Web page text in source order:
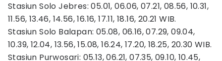
Stasiun Solo Jebres: 05.01, 06.06, 07.21, 08.56, 10.31,
11.56, 13.46, 14.56, 16.16, 17.11, 18.16, 20.21 WIB.
Stasiun Solo Balapan: 05.08, 06.16, 07.29, 09.04,
10.39, 12.04, 13.56, 15.08, 16.24, 17.20, 18.25, 20.30 WIB.
Stasiun Purwosari: 05.13, 06.21, 07.35, 09.10, 10.45,